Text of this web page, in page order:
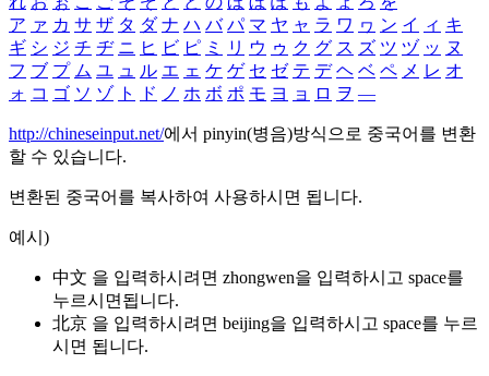
ア ァ カ サ ザ タ ダ ナ ハ バ パ マ ヤ ャ ラ ワ ヮ ン イ ィ キ
ギ シ ジ チ ヂ ニ ヒ ビ ピ ミ リ ウ ゥ ク グ ス ズ ツ ヅ ッ ヌ
フ ブ プ ム ユ ュ ル エ ェ ケ ゲ セ ゼ テ デ ヘ ベ ペ メ レ オ
ォ コ ゴ ソ ゾ ト ド ノ ホ ボ ポ モ ヨ ョ ロ ヲ ―
http://chineseinput.net/에서 pinyin(병음)방식으로 중국어를 변환
할 수 있습니다.
변환된 중국어를 복사하여 사용하시면 됩니다.
예시)
中文 을 입력하시려면 zhongwen을 입력하시고 space를
누르시면됩니다.
北京 을 입력하시려면 beijing을 입력하시고 space를 누르
시면 됩니다.